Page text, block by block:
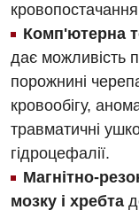
Дієтологія
Ендокринологія
Кардіологія
Кардіохірургія
Мамологія
Комп'ютерна
дає можливість
порожнині
кровообігу,
травматичні
гідроцефалії.
Магнітно-
мозку і хребта